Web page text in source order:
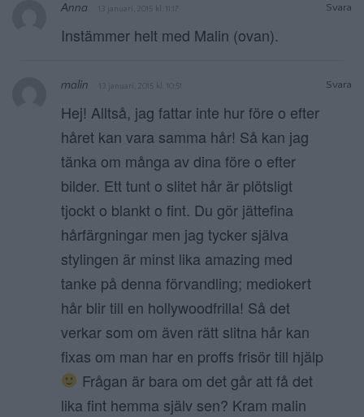
Svara
Anna 13 januari, 2015 kl. 11:17
Instämmer helt med Malin (ovan).
Svara
malin 13 januari, 2015 kl. 10:51
Hej! Alltså, jag fattar inte hur före o efter
håret kan vara samma hår! Så kan jag
tänka om många av dina före o efter
bilder. Ett tunt o slitet hår är plötsligt
tjockt o blankt o fint. Du gör jättefina
hårfärgningar men jag tycker själva
stylingen är minst lika amazing med
tanke på denna förvandling; mediokert
hår blir till en hollywoodfrilla! Så det
verkar som om även rätt slitna hår kan
fixas om man har en proffs frisör till hjälp
Frågan är bara om det går att få det
lika fint hemma själv sen? Kram malin